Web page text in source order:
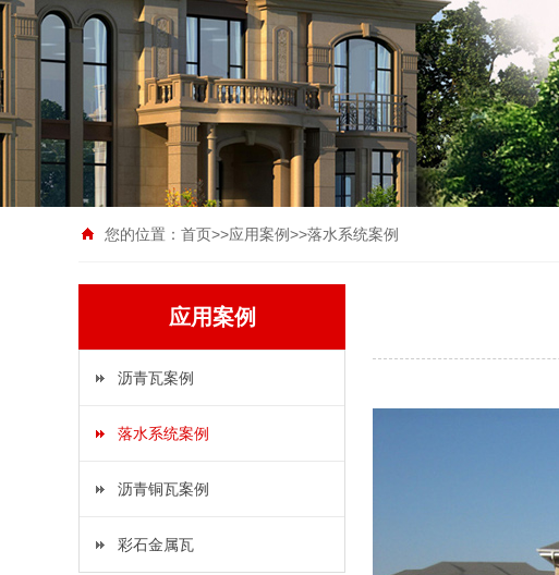
您的位置： 首页>>应用案例>>落水系统案例
应用案例
沥青瓦案例
落水系统案例
沥青铜瓦案例
彩石金属瓦